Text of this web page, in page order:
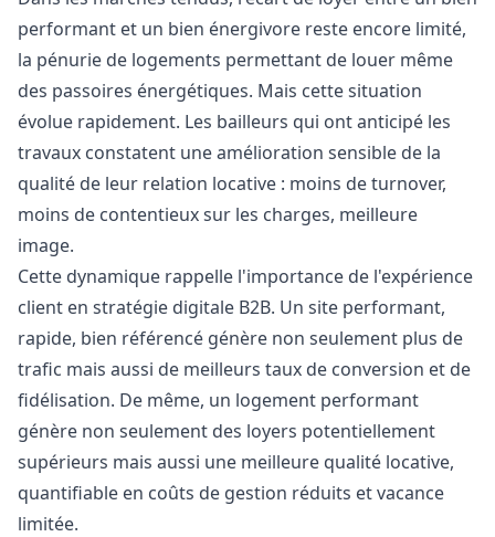
performant et un bien énergivore reste encore limité,
la pénurie de logements permettant de louer même
des passoires énergétiques. Mais cette situation
évolue rapidement. Les bailleurs qui ont anticipé les
travaux constatent une amélioration sensible de la
qualité de leur relation locative : moins de turnover,
moins de contentieux sur les charges, meilleure
image.
Cette dynamique rappelle l'importance de l'expérience
client en stratégie digitale B2B. Un site performant,
rapide, bien référencé génère non seulement plus de
trafic mais aussi de meilleurs taux de conversion et de
fidélisation. De même, un logement performant
génère non seulement des loyers potentiellement
supérieurs mais aussi une meilleure qualité locative,
quantifiable en coûts de gestion réduits et vacance
limitée.